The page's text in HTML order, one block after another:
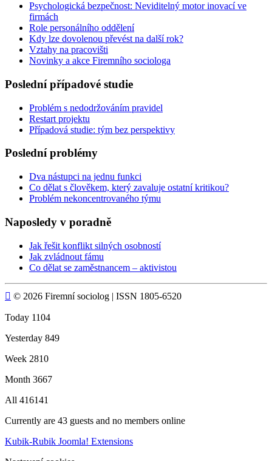
Psychologická bezpečnost: Neviditelný motor inovací ve
firmách
Role personálního oddělení
Kdy lze dovolenou převést na další rok?
Vztahy na pracovišti
Novinky a akce Firemního sociologa
Poslední případové studie
Problém s nedodržováním pravidel
Restart projektu
Případová studie: tým bez perspektivy
Poslední problémy
Dva nástupci na jednu funkci
Co dělat s člověkem, který zavaluje ostatní kritikou?
Problém nekoncentrovaného týmu
Naposledy v poradně
Jak řešit konflikt silných osobností
Jak zvládnout fámu
Co dělat se zaměstnancem – aktivistou
 © 2026 Firemní sociolog | ISSN 1805-6520
Today 1104
Yesterday 849
Week 2810
Month 3667
All 416141
Currently are 43 guests and no members online
Kubik-Rubik Joomla! Extensions